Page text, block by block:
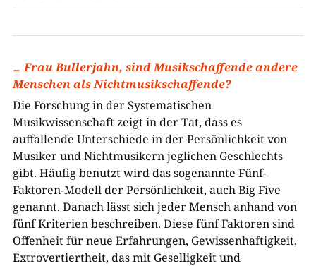
Frau Bullerjahn, sind Musikschaffende andere
Menschen als Nichtmusikschaffende?
Die Forschung in der Systematischen
Musikwissenschaft zeigt in der Tat, dass es
auffallende Unterschiede in der Persönlichkeit von
Musiker und Nichtmusikern jeglichen Geschlechts
gibt. Häufig benutzt wird das sogenannte Fünf-
Faktoren-Modell der Persönlichkeit, auch Big Five
genannt. Danach lässt sich jeder Mensch anhand von
fünf Kriterien beschreiben. Diese fünf Faktoren sind
Offenheit für neue Erfahrungen, Gewissenhaftigkeit,
Extrovertiertheit, das mit Geselligkeit und